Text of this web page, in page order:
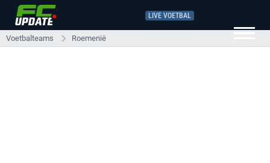
LIVE VOETBAL
Voetbalteams Roemenië